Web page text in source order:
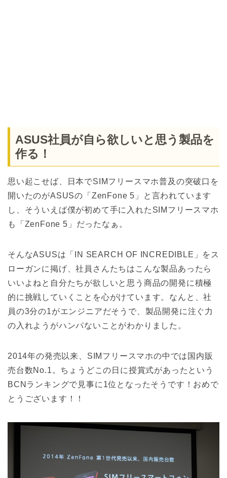
ASUS社員が自ら欲しいと思う製品を
作る！
思い起こせば、日本でSIMフリースマホ普及の突破口を
開いたのがASUSの「ZenFone 5」と言われています
し、そういえば僕が初めて手に入れたSIMフリースマホ
も「ZenFone 5」だったなぁ。
そんなASUSは「IN SEARCH OF INCREDIBLE」をス
ローガンに掲げ、社員さんたちはこんな製品あったら
いいよねと自分たちが欲しいと思う商品の開発に積極
的に挑戦していくことを心がけています。なんと、社
員の3分の1がエンジニアだそうで、製品開発に注ぐ力
の入れようがハンパないことがわかりました。
2014年の発売以来、SIMフリースマホの中では国内販
売台数No.1。ちょうどこの日に授賞式があったという
BCNランキングで見事に1位となったそうです！おめで
とうございます！！